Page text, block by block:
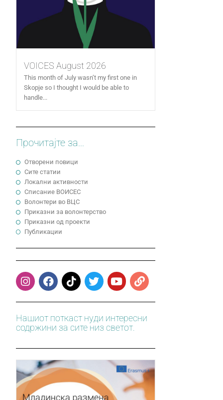
VOICES August 2026
This month of July wasn’t my first one in
Skopje so I thought I would be able to
handle...
Прочитајте за...
Отворени повици
Сите статии
Локални активности
Cписание ВОИСЕС
Волонтери во ВЦС
Приказни за волонтерство
Приказни од проекти
Публикации
Нашиот поткаст нуди интересни
содржини за сите низ светот.